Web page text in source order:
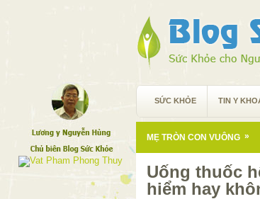
SỨC KHỎE TIN Y
MẸ TRÒN CON VUÔNG »
Uống thuốc
hiểm hay